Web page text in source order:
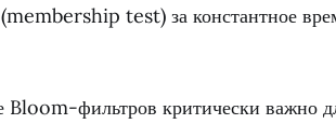
test) за константное
Bloom-фильтров критически важно